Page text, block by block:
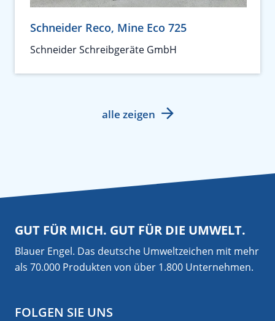
Schneider Reco, Mine Eco 725
Schneider Schreibgeräte GmbH
alle zeigen
GUT FÜR MICH. GUT FÜR DIE UMWELT.
Blauer Engel. Das deutsche Umweltzeichen mit mehr
als 70.000 Produkten von über 1.800 Unternehmen.
FOLGEN SIE UNS